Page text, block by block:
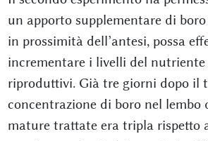
un apporto supplementare di
in prossimità dell’antesi, possa
incrementare i livelli del nutriente
riproduttivi. Già tre giorni dopo il
concentrazione di boro nel lembo
mature trattate era tripla rispetto